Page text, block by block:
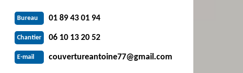
Bureau 01 89 43 01 94
Chantier 06 10 13 20 52
E-mail couvertureantoine77@gmail.com